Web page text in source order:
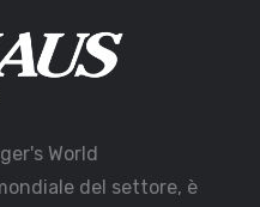
World
del settore, è